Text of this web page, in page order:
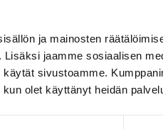
ja mainosten
jaamme sosiaalisen
sivustoamme.
olet käyttänyt heidän